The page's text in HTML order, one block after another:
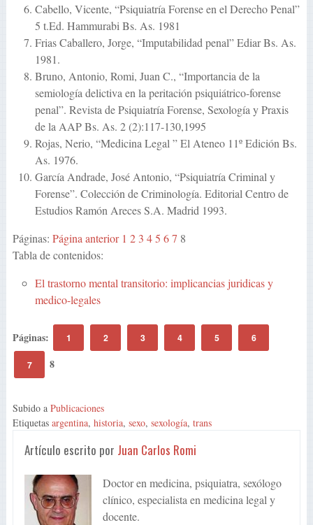
Cabello, Vicente, “Psiquiatría Forense en el Derecho Penal”
5 t.Ed. Hammurabi Bs. As. 1981
Frias Caballero, Jorge, “Imputabilidad penal” Ediar Bs. As.
1981.
Bruno, Antonio, Romi, Juan C., “Importancia de la
semiología delictiva en la peritación psiquiátrico-forense
penal”. Revista de Psiquiatría Forense, Sexología y Praxis
de la AAP Bs. As. 2 (2):117-130,1995
Rojas, Nerio, “Medicina Legal ” El Ateneo 11º Edición Bs.
As. 1976.
García Andrade, José Antonio, “Psiquiatría Criminal y
Forense”. Colección de Criminología. Editorial Centro de
Estudios Ramón Areces S.A. Madrid 1993.
Páginas: Página anterior 1 2 3 4 5 6 7 8
Tabla de contenidos:
El trastorno mental transitorio: implicancias juridicas y
medico-legales
Páginas: 1 2 3 4 5 6
7 8
Subido a Publicaciones
Etiquetas argentina, historia, sexo, sexología, trans
Artículo escrito por Juan Carlos Romi
Doctor en medicina, psiquiatra, sexólogo
clínico, especialista en medicina legal y
docente.